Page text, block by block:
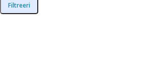
Filtreeri